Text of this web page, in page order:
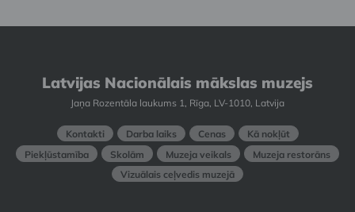
Latvijas Nacionālais mākslas muzejs
Jaņa Rozentāla laukums 1, Rīga, LV-1010, Latvija
Kontakti Darba laiks Cenas
Kā nokļūt
Piekļūstamība
Skolām Muzeja veikals
Muzeja restorāns
Vizuālais ceļvedis muzejā